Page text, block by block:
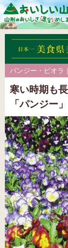
パンジー・ビオラ
寒い時期も
「パンジー